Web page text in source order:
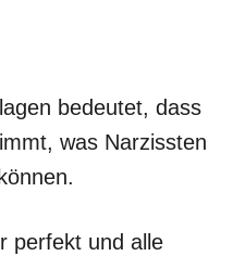
bedeutet, dass
was Narzissten
perfekt und alle